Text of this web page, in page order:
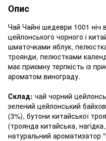
Опис
Чай Чайні шедеври 1001 ніч
цейлонського чорного і
шматочками яблук,
троянди, пелюстками
має приємну терпкість із
ароматом винограду.
Склад: чай чорний
зелений цейлонський
(3%), бутони китайської
(троянда китайська,
натуральний ароматизатор